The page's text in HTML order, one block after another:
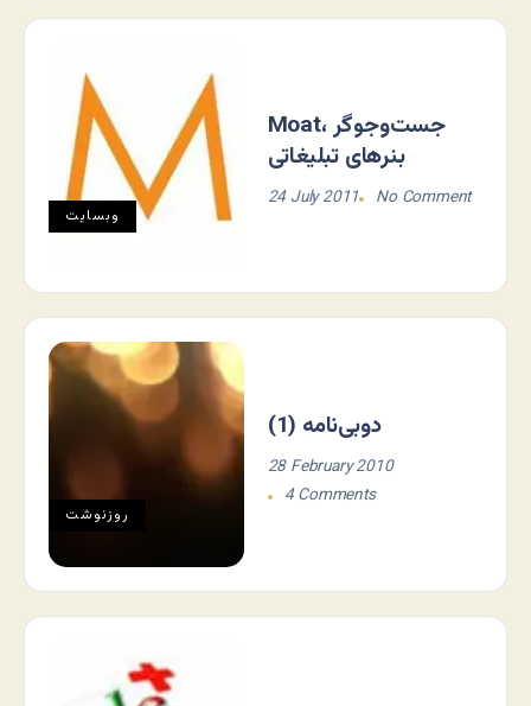
وبسایت
Moat، جست‌وجوگر
بنرهای تبلیغاتی
24 July 2011 No Comment
روزنوشت
دوبی‌نامه (1)
28 February 2010
4 Comments